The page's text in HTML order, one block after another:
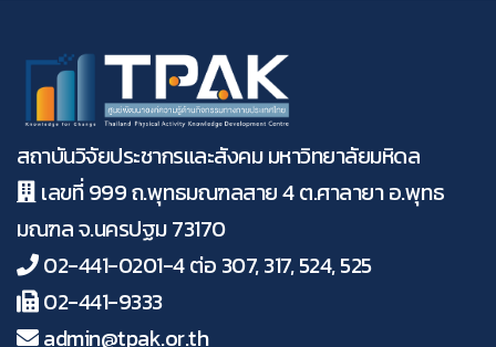
สถาบันวิจัยประชากรและสังคม มหาวิทยาลัยมหิดล
เลขที่ 999 ถ.พุทธมณฑลสาย 4 ต.ศาลายา อ.พุทธ
มณฑล จ.นครปฐม 73170
02-441-0201-4 ต่อ 307, 317, 524, 525
02-441-9333
admin@tpak.or.th